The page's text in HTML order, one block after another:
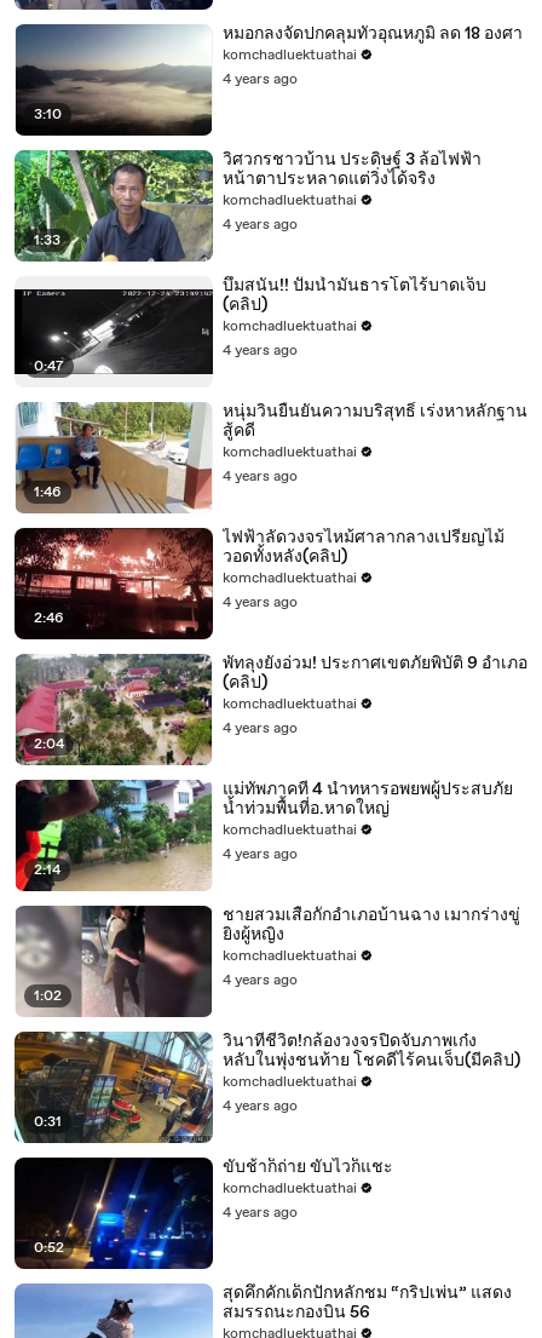
3:10
หมอกลงจัดปกคลุมทั่วอุณหภูมิ ลด 18 องศา
komchadluektuathai
4 years ago
1:33
วิศวกรชาวบ้าน ประดิษฐ์ 3 ล้อไฟฟ้า
หน้าตาประหลาดแต่วิ่งได้จริง
komchadluektuathai
4 years ago
0:47
บึ้มสนั่น!! ปั๊มน้ำมันธารโตไร้บาดเจ็บ
(คลิป)
komchadluektuathai
4 years ago
1:46
หนุ่มวินยืนยันความบริสุทธิ์ เร่งหาหลักฐาน
สู้คดี
komchadluektuathai
4 years ago
2:46
ไฟฟ้าลัดวงจรไหม้ศาลากลางเปรียญไม้
วอดทั้งหลัง(คลิป)
komchadluektuathai
4 years ago
2:04
พัทลุงยังอ่วม! ประกาศเขตภัยพิบัติ 9 อำเภอ
(คลิป)
komchadluektuathai
4 years ago
2:14
แม่ทัพภาคที่ 4 นำทหารอพยพผู้ประสบภัย
น้ำท่วมพื้นที่อ.หาดใหญ่
komchadluektuathai
4 years ago
1:02
ชายสวมเสื้อกั๊กอำเภอบ้านฉาง เมากร่างขู่
ยิงผู้หญิง
komchadluektuathai
4 years ago
0:31
วินาทีชีวิต!กล้องวงจรปิดจับภาพเก๋ง
หลับในพุ่งชนท้าย โชคดีไร้คนเจ็บ(มีคลิป)
komchadluektuathai
4 years ago
0:52
ขับช้าก็ถ่าย ขับไวก็แชะ
komchadluektuathai
4 years ago
สุดคึกคักเด็กปักหลักชม “กริปเพ่น” แสดง
สมรรถนะกองบิน 56